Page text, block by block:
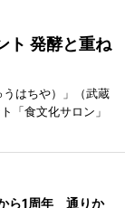
ト 発酵と重ね
はちや）」（武蔵
「食文化サロン」
ら1周年 通りか